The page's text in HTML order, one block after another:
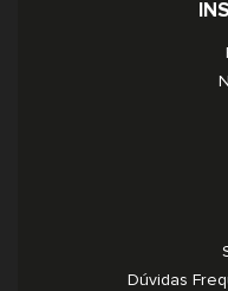
Dúvidas